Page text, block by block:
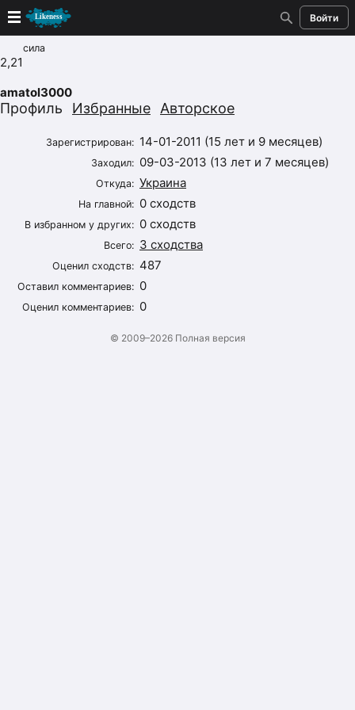
Войти
Новые
Лучшие
Голосование
Кандидаты
Случайное сходство 👍
Создать сходство
Для публикации необходима авторизация
сила
2,21
amatol3000
Профиль Избранные Авторское
Зарегистрирован: 14-01-2011 (15 лет и 9 месяцев)
Заходил: 09-03-2013 (13 лет и 7 месяцев)
Откуда: Украина
На главной: 0 сходств
В избранном у других: 0 сходств
Всего: 3 сходства
Оценил сходств: 487
Оставил комментариев: 0
Оценил комментариев: 0
© 2009–2026 Полная версия